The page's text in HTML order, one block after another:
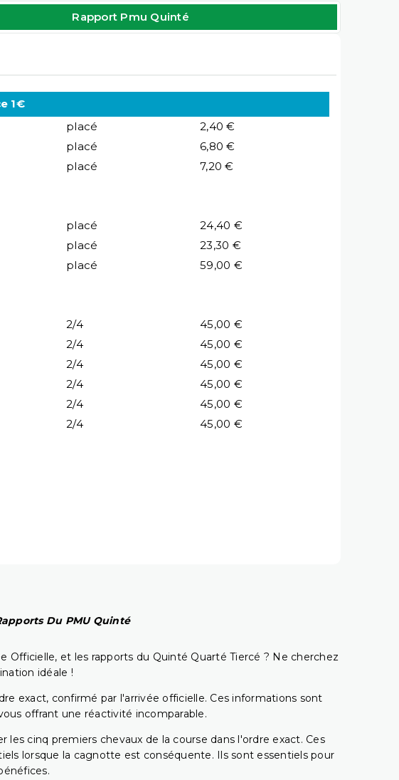
Rapport Pmu Quinté
1€
placé
2,40 €
placé
6,80 €
placé 7,20 €
placé
24,40 €
placé
23,30 €
placé 59,00 €
2/4
45,00 €
2/4
45,00 €
2/4
45,00 €
2/4
45,00 €
2/4
45,00 €
2/4 45,00 €
Du PMU Quinté
Officielle, et les rapports du Quinté Quarté Tiercé ? Ne cherchez
idéale !
exact, confirmé par l'arrivée officielle. Ces informations sont
offrant une réactivité incomparable.
cinq premiers chevaux de la course dans l'ordre exact. Ces
lorsque la cagnotte est conséquente. Ils sont essentiels pour